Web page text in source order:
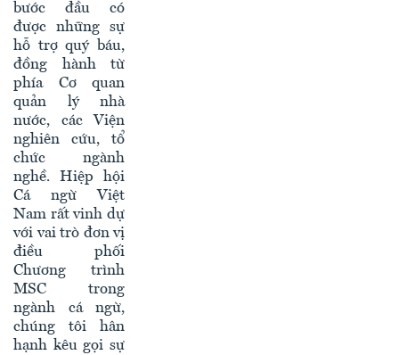
bước đầu có
được những sự
hỗ trợ quý báu,
đồng hành từ
phía Cơ quan
quản lý nhà
nước, các Viện
nghiên cứu, tổ
chức ngành
nghề. Hiệp hội
Cá ngừ Việt
Nam rất vinh dự
với vai trò đơn vị
điều phối
Chương trình
MSC trong
ngành cá ngừ,
chúng tôi hân
hạnh kêu gọi sự